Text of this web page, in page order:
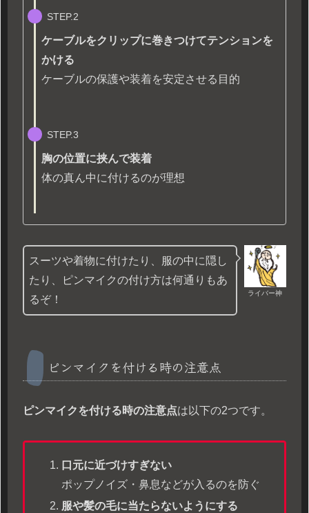
STEP.2
ケーブルをクリップに巻きつけてテンションを
かける
ケーブルの保護や装着を安定させる目的
STEP.3
胸の位置に挟んで装着
体の真ん中に付けるのが理想
ライバー神
スーツや着物に付けたり、服の中に隠し
たり、ピンマイクの付け方は何通りもあ
るぞ！
ピンマイクを付ける時の注意点
ピンマイクを付ける時の注意点は以下の2つです。
口元に近づけすぎない
ポップノイズ・鼻息などが入るのを防ぐ
服や髪の毛に当たらないようにする